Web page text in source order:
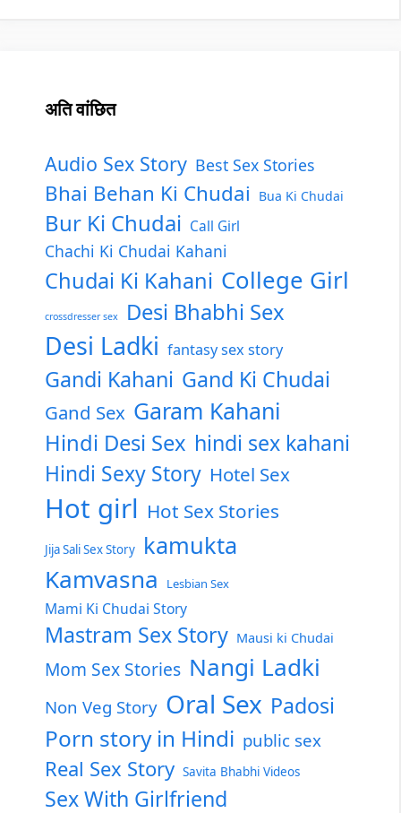
अति वांछित
Audio Sex Story Best Sex Stories
Bhai Behan Ki Chudai Bua Ki Chudai
Bur Ki Chudai Call Girl
Chachi Ki Chudai Kahani
Chudai Ki Kahani College Girl
crossdresser sex Desi Bhabhi Sex
Desi Ladki fantasy sex story
Gandi Kahani Gand Ki Chudai
Gand Sex Garam Kahani
Hindi Desi Sex hindi sex kahani
Hindi Sexy Story Hotel Sex
Hot girl Hot Sex Stories
Jija Sali Sex Story kamukta
Kamvasna Lesbian Sex
Mami Ki Chudai Story
Mastram Sex Story Mausi ki Chudai
Mom Sex Stories Nangi Ladki
Non Veg Story Oral Sex Padosi
Porn story in Hindi public sex
Real Sex Story Savita Bhabhi Videos
Sex With Girlfriend